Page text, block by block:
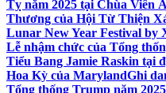
Tỵ năm 2025 tại Chùa Viên
Thương của Hội Từ Thiện
Lunar New Year Festival by
Lễ nhậm chức của Tổng
Tiểu Bang Jamie Raskin tại
Hoa Kỳ của MarylandGhi
Tổng thống Trump năm